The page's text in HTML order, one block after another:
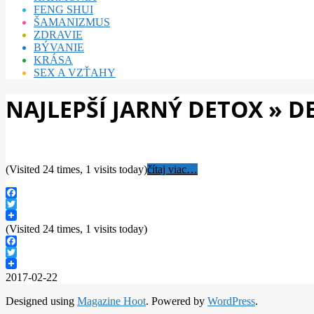
FENG SHUI
ŠAMANIZMUS
ZDRAVIE
BÝVANIE
KRÁSA
SEX A VZŤAHY
NAJLEPŠÍ JARNÝ DETOX »
(Visited 24 times, 1 visits today)čítaj viac…
Facebook
Twitter
(Visited 24 times, 1 visits today)
Facebook
Twitter
2017-02-22
Designed using Magazine Hoot. Powered by WordPress.